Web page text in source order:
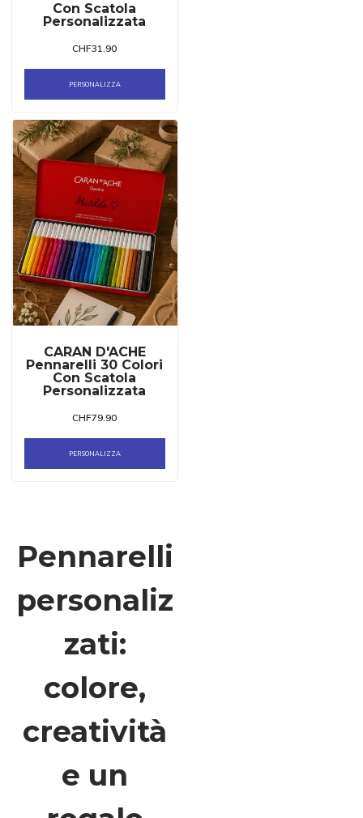
Con Scatola
Personalizzata
CHF31.90
PERSONALIZZA
CARAN D'ACHE
Pennarelli 30 Colori
Con Scatola
Personalizzata
CHF79.90
PERSONALIZZA
Pennarelli
personaliz
zati:
colore,
creatività
e un